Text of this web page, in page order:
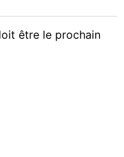
être le prochain